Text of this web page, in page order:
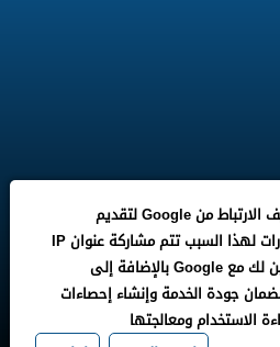
نحن نستخدم ملفات تعريف الارتباط من Google لتقديم
خدماتنا وتحليل عدد الزيارات لهذا السبب تتم مشاركة عنوان IP
ووكيل المستخدم التابعين لك مع Google بالإضافة إلى
جودة الخدمة وإنشاء إحصاءات
الاستخدام ومعالجتها